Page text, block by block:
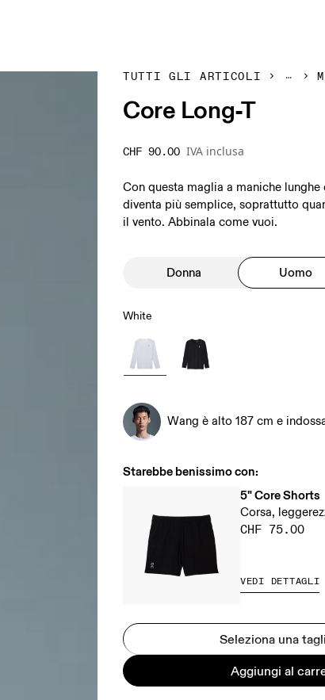
TUTTI GLI ARTICOLI
Core Long-T
CHF 90.00 IVA inclusa
Con questa maglia a maniche lunghe
diventa più semplice, soprattutto
il vento. Abbinala come vuoi.
Donna Uomo
White
Wang è alto 187 cm e
Starebbe benissimo con:
5" Core Shorts
Corsa,
CHF 75.00
VEDI DETTAGLI
Seleziona una
Aggiungi al